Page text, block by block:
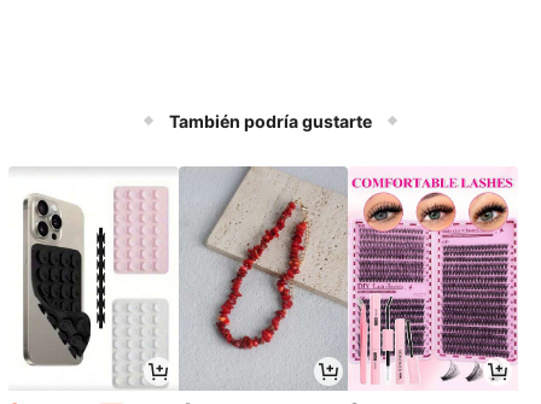
También podría gustarte